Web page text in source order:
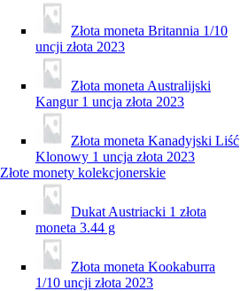
Złota moneta Britannia 1/10
uncji złota 2023
Złota moneta Australijski
Kangur 1 uncja złota 2023
Złota moneta Kanadyjski Liść
Klonowy 1 uncja złota 2023
Złote monety kolekcjonerskie
Dukat Austriacki 1 złota
moneta 3.44 g
Złota moneta Kookaburra
1/10 uncji złota 2023